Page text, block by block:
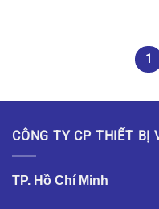
1
CÔNG TY CP THIẾT BỊ
TP. Hồ Chí Minh